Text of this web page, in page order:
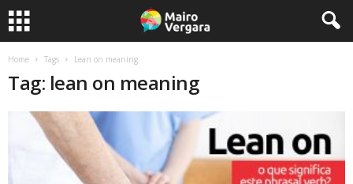
Home Tags Lean on meaning
Tag: lean on meaning